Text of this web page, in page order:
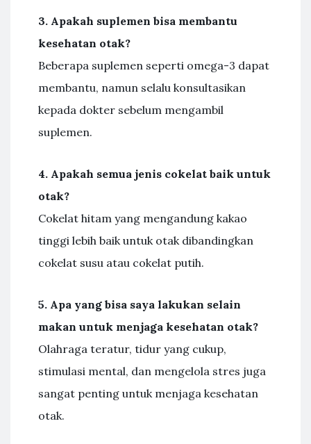
3. Apakah suplemen bisa membantu
kesehatan otak?
Beberapa suplemen seperti omega-3 dapat
membantu, namun selalu konsultasikan
kepada dokter sebelum mengambil
suplemen.
4. Apakah semua jenis cokelat baik untuk
otak?
Cokelat hitam yang mengandung kakao
tinggi lebih baik untuk otak dibandingkan
cokelat susu atau cokelat putih.
5. Apa yang bisa saya lakukan selain
makan untuk menjaga kesehatan otak?
Olahraga teratur, tidur yang cukup,
stimulasi mental, dan mengelola stres juga
sangat penting untuk menjaga kesehatan
otak.